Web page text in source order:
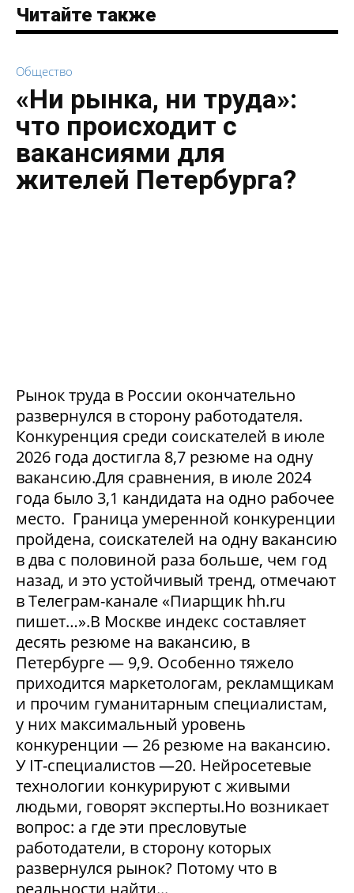
Читайте также
Общество
«Ни рынка, ни труда»:
что происходит с
вакансиями для
жителей Петербурга?
Рынок труда в России окончательно
развернулся в сторону работодателя.
Конкуренция среди соискателей в июле
2026 года достигла 8,7 резюме на одну
вакансию.Для сравнения, в июле 2024
года было 3,1 кандидата на одно рабочее
место. Граница умеренной конкуренции
пройдена, соискателей на одну вакансию
в два с половиной раза больше, чем год
назад, и это устойчивый тренд, отмечают
в Телеграм-канале «Пиарщик hh.ru
пишет…».В Москве индекс составляет
десять резюме на вакансию, в
Петербурге — 9,9. Особенно тяжело
приходится маркетологам, рекламщикам
и прочим гуманитарным специалистам,
у них максимальный уровень
конкуренции — 26 резюме на вакансию.
У IT-специалистов —20. Нейросетевые
технологии конкурируют с живыми
людьми, говорят эксперты.Но возникает
вопрос: а где эти пресловутые
работодатели, в сторону которых
развернулся рынок? Потому что в